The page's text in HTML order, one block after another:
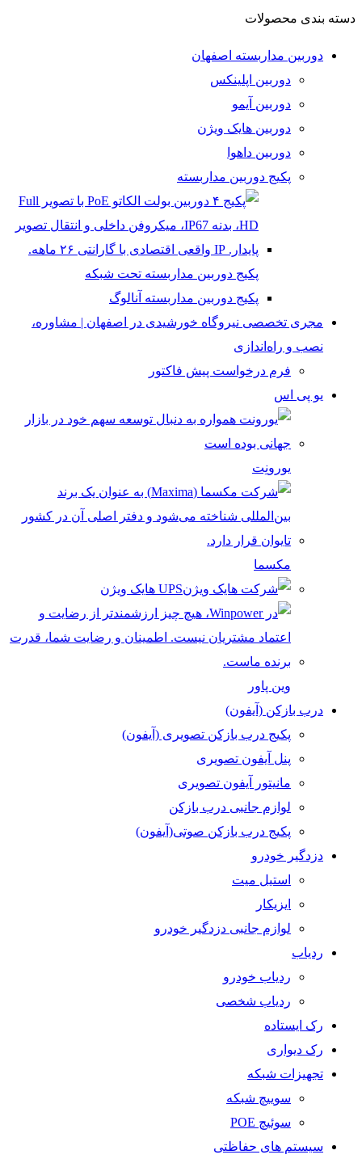
دسته بندی محصولات
دوربین مداربسته اصفهان
دوربین اپلینکس
دوربین آیمو
دوربین هایک ویژن
دوربین داهوا
پکیج دوربین مداربسته
پکیج دوربین مداربسته تحت شبکه
پکیج دوربین مداربسته آنالوگ
مجری تخصصی نیروگاه خورشیدی در اصفهان | مشاوره،
نصب و راه‌اندازی
فرم درخواست پیش فاکتور
یو پی اس
یورونِت
مکسما
UPS هایک ویژن
وین پاور
درب بازکن (آیفون)
پکیج درب بازکن تصویری (آیفون)
پنل آیفون تصویری
مانیتور آیفون تصویری
لوازم جانبی درب بازکن
پکیج درب بازکن صوتی(آیفون)
دزدگیر خودرو
استیل میت
ایزیکار
لوازم جانبی دزدگیر خودرو
ردیاب
ردیاب خودرو
ردیاب شخصی
رک ایستاده
رک دیواری
تجهیزات شبکه
سوییچ شبکه
سوئیچ POE
سیستم های حفاظتی